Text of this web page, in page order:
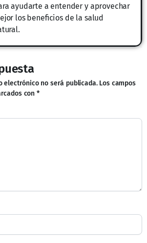
ayudarte a entender y aprovechar
los beneficios de la salud
electrónico no será publicada. Los campos
con *